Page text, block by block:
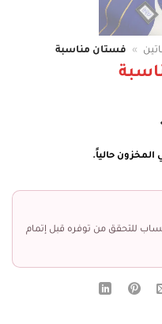
» فستان مناسبة
المخزون حالياً.
للتحقق من توفره قبل إتمام